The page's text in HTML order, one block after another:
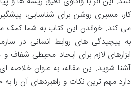
کار، مسیری روشن برای شناسایی،
می کند. خواندن این کتاب به شما کمک
به پیچیدگی های روابط انسانی در
ابزارهای لازم برای ایجاد محیطی شفاف
آشنا شوید. این مقاله، به عنوان خلاصه
دارد مهم ترین نکات و راهبردهای آن را به